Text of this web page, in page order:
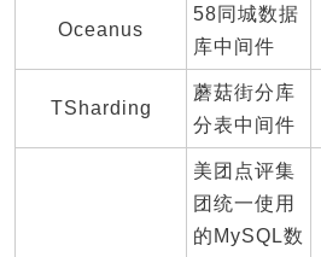
Oceanus
58同城数据
库中间件
TSharding
蘑菇街分库
分表中间件
美团点评集
团统一使用
的MySQL数